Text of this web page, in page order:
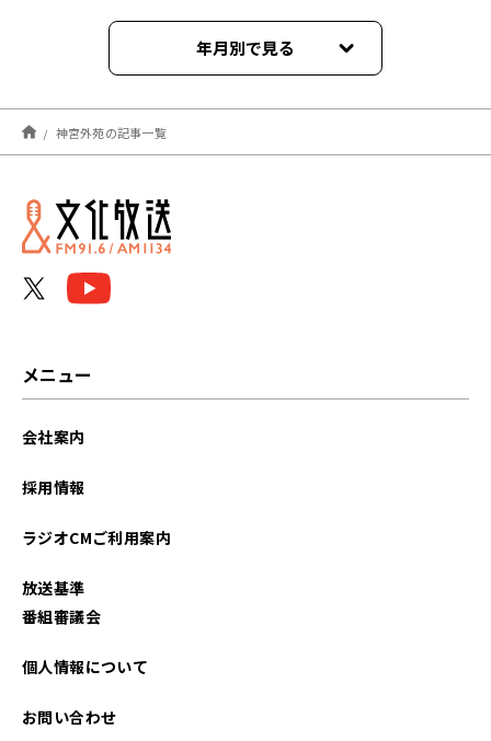
年月別で見る
2024年06月
2023年09月
2023年07月
神宮外苑の記事一覧
メニュー
会社案内
採用情報
ラジオCMご利用案内
放送基準
番組審議会
個人情報について
お問い合わせ